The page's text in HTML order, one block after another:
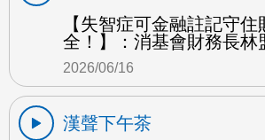
【失智症可金融註記守住
全！】：消基會財務長林
2026/06/16
漢聲下午茶